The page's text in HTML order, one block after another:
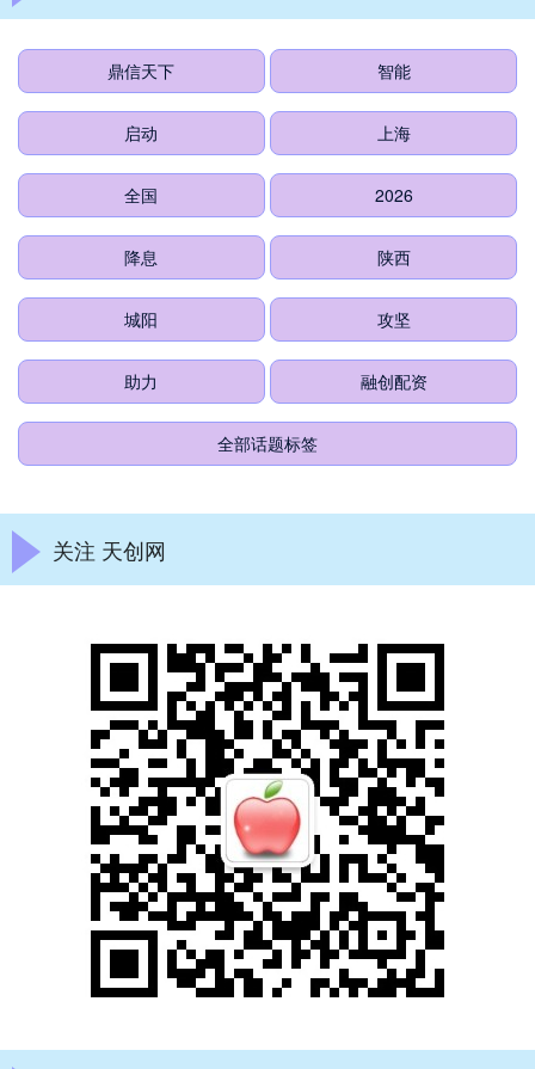
鼎信天下 智能
启动 上海
全国 2026
降息 陕西
城阳 攻坚
助力 融创配资
全部话题标签
关注 天创网